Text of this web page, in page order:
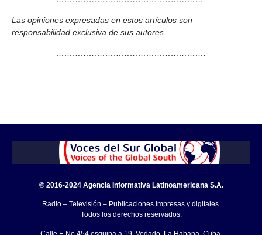
Las opiniones expresadas en estos artículos son
responsabilidad exclusiva de sus autores.
……………………………………………….
© 2016-2024 Agencia Informativa Latinoamericana S.A.
Radio – Televisión – Publicaciones impresas y digitales.
Todos los derechos reservados.